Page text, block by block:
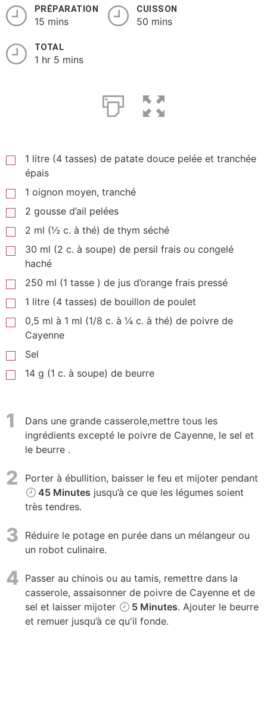
PRÉPARATION
15 mins
CUISSON
50 mins
TOTAL
1 hr 5 mins
1 litre (4 tasses) de patate douce pelée et tranchée
épais
1 oignon moyen, tranché
2 gousse d’ail pelées
2 ml (½ c. à thé) de thym séché
30 ml (2 c. à soupe) de persil frais ou congelé
haché
250 ml (1 tasse ) de jus d’orange frais pressé
1 litre (4 tasses) de bouillon de poulet
0,5 ml à 1 ml (1/8 c. à ¼ c. à thé) de poivre de
Cayenne
Sel
14 g (1 c. à soupe) de beurre
1
Dans une grande casserole,mettre tous les
ingrédients excepté le poivre de Cayenne, le sel et
le beurre .
2
Porter à ébullition, baisser le feu et mijoter pendant
45 Minutes jusqu’à ce que les légumes soient
très tendres.
3
Réduire le potage en purée dans un mélangeur ou
un robot culinaire.
4 Passer au chinois ou au tamis, remettre dans la
casserole, assaisonner de poivre de Cayenne et de
sel et laisser mijoter
5 Minutes. Ajouter le beurre
et remuer jusqu’à ce qu'il fonde.